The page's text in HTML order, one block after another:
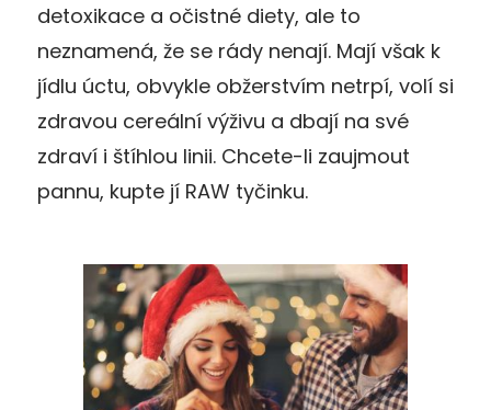
detoxikace a očistné diety, ale to
neznamená, že se rády nenají. Mají však k
jídlu úctu, obvykle obžerstvím netrpí, volí si
zdravou cereální výživu a dbají na své
zdraví i štíhlou linii. Chcete-li zaujmout
pannu, kupte jí RAW tyčinku.